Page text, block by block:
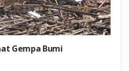
Gempa Bumi